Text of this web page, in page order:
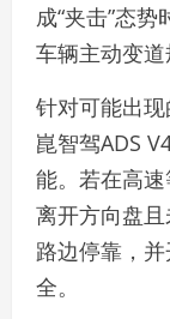
成“夹击”态
车辆主动变道
针对可能出
崑智驾ADS
能。若在高
离开方向盘
路边停靠，
全。